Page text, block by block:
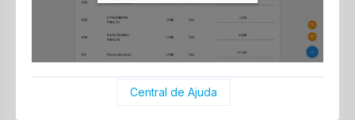
Central de Ajuda